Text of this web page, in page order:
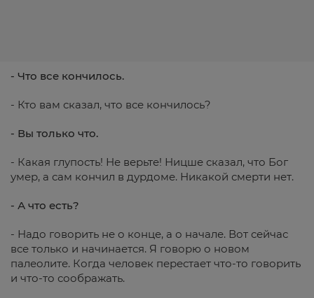
- Что все кончилось.
- Кто вам сказал, что все кончилось?
- Вы только что.
- Какая глупость! Не верьте! Ницше сказал, что Бог
умер, а сам кончил в дурдоме. Никакой смерти нет.
- А что есть?
- Надо говорить не о конце, а о начале. Вот сейчас
все только и начинается. Я говорю о новом
палеолите. Когда человек перестает что-то говорить
и что-то соображать.